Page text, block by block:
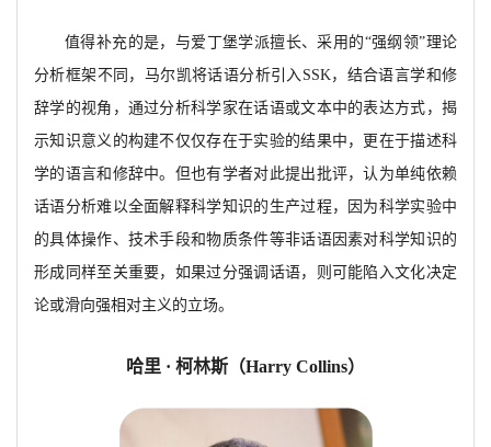
值得补充的是，与爱丁堡学派擅长、采用的“强纲领”理论
分析框架不同，马尔凯将话语分析引入 SSK，结合语言学和修
辞学的视角，通过分析科学家在话语或文本中的表达方式，揭
示知识意义的构建不仅仅存在于实验的结果中，更在于描述科
学的语言和修辞中。但也有学者对此提出批评，认为单纯依赖
话语分析难以全面解释科学知识的生产过程，因为科学实验中
的具体操作、技术手段和物质条件等非话语因素对科学知识的
形成同样至关重要，如果过分强调话语，则可能陷入文化决定
论或滑向强相对主义的立场。
哈里 · 柯林斯（Harry Collins）